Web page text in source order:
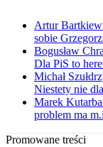
Artur
sobie
Bogusław
Dla PiS to
Michał
Niestety nie
Marek
problem ma
Promowane treści